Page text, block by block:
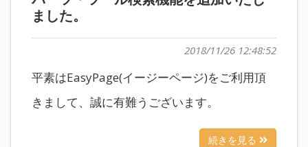
ました。
2018/11/26 12:48:52
平素はEasyPage(イージーページ)をご利用頂
きまして、誠に有難うございます。
続きを見る